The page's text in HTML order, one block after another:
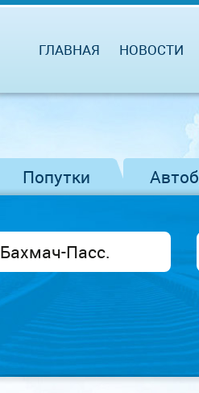
ГЛАВНАЯ НОВОСТИ
Попутки